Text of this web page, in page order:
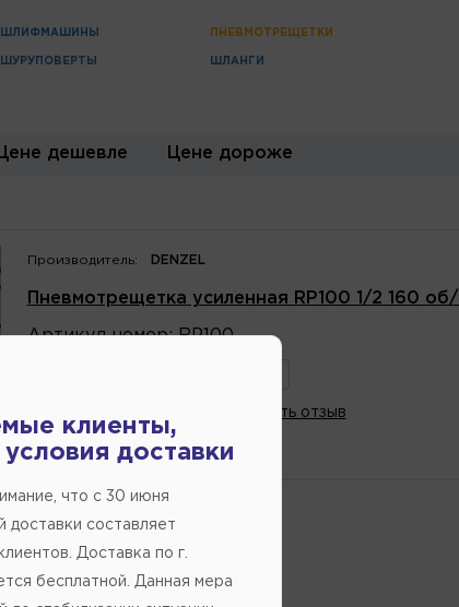
ПНЕВМОТРЕЩЕТКИ
ШЛАНГИ
Цене дешевле Цене дороже
Производитель: DENZEL
Пневмотрещетка усиленная RP100 1/2 160 об/
Артикулномер:RP100
Написать отзыв
ожидается
клиенты,
доставки
что c 30 июня
доставки составляет
Доставка по г.
бесплатной. Данная мера